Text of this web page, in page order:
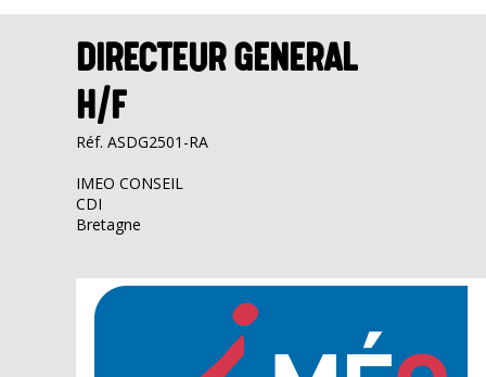
DIRECTEUR GENERAL
H/F
Réf. ASDG2501-RA
IMEO CONSEIL
CDI
Bretagne